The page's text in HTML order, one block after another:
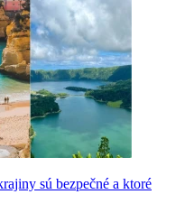
sú bezpečné a ktoré